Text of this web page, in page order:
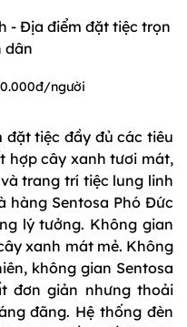
- Địa điểm đặt tiệc trọn
dân
người
đặt tiệc đầy đủ các tiêu
hợp cây xanh tươi mát,
trang trí tiệc lung linh
hàng Sentosa Phó Đức
lý tưởng. Không gian
xanh mát mẻ. Không
không gian Sentosa
đơn giản nhưng thoải
đãng. Hệ thống đèn